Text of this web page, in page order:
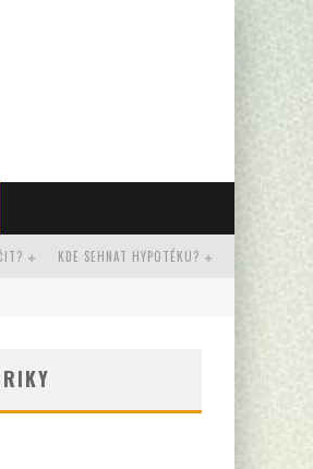
KDE SEHNAT HYPOTÉKU?